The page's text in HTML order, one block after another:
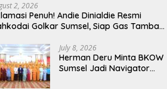
2, 2026
Penuh! Andie Dinialdie Resmi
Golkar Sumsel, Siap Gas Tambah
July 8, 2026
Herman Deru Minta BKOW
Sumsel Jadi Navigator